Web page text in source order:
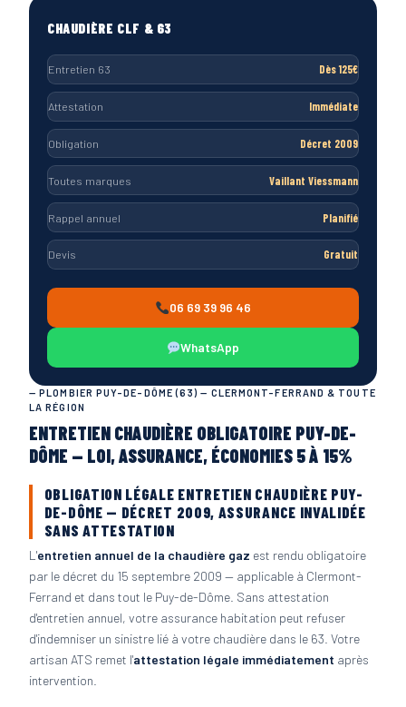
— PLOMBIER PUY-DE-DÔME (63) — CLERMONT-FERRAND & TOUTE
LA RÉGION
ENTRETIEN CHAUDIÈRE OBLIGATOIRE PUY-DE-
DÔME — LOI, ASSURANCE, ÉCONOMIES 5 À 15%
OBLIGATION LÉGALE ENTRETIEN CHAUDIÈRE PUY-
DE-DÔME — DÉCRET 2009, ASSURANCE INVALIDÉE
SANS ATTESTATION
L'entretien annuel de la chaudière gaz est rendu obligatoire
par le décret du 15 septembre 2009 — applicable à Clermont-
Ferrand et dans tout le Puy-de-Dôme. Sans attestation
d'entretien annuel, votre assurance habitation peut refuser
d'indemniser un sinistre lié à votre chaudière dans le 63. Votre
artisan ATS remet l'attestation légale immédiatement après
intervention.
CHAUDIÈRE CLF & 63
Entretien 63 Dès 125€
Attestation Immédiate
Obligation Décret 2009
Toutes marques Vaillant Viessmann
Rappel annuel Planifié
Devis Gratuit
06 69 39 96 46
WhatsApp